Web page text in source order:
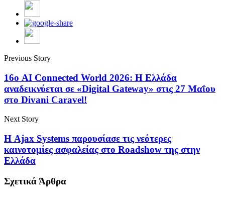
Previous Story
16ο AI Connected World 2026: Η Ελλάδα
αναδεικνύεται σε «Digital Gateway» στις 27 Μαΐου
στο Divani Caravel!
Next Story
Η Ajax Systems παρουσίασε τις νεότερες
καινοτομίες ασφαλείας στο Roadshow της στην
Ελλάδα
Σχετικά Άρθρα